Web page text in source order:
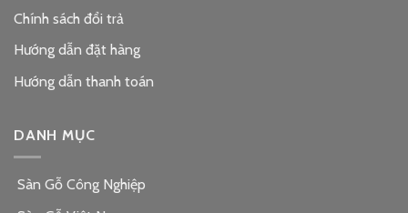
Chính sách đổi trả
Hướng dẫn đặt hàng
Hướng dẫn thanh toán
DANH MỤC
Sàn Gỗ Công Nghiệp